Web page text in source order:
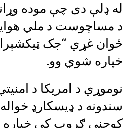
له ډلې دی چې موده
د مساچوست د ملي
ځوان غړي “جک
خپاره شوي وو.
نوموړي د امریکا د
سندونه د ډیسکارډ
کوچني ګروپ کې